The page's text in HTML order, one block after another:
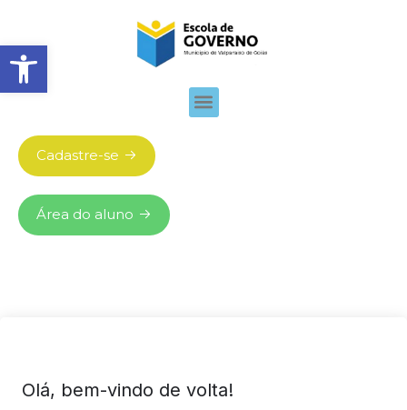
Abrir barra de ferramentas
Cadastre-se
Área do aluno
Olá, bem-vindo de volta!